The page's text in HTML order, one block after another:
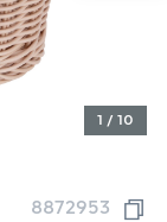
1 / 10
8872953